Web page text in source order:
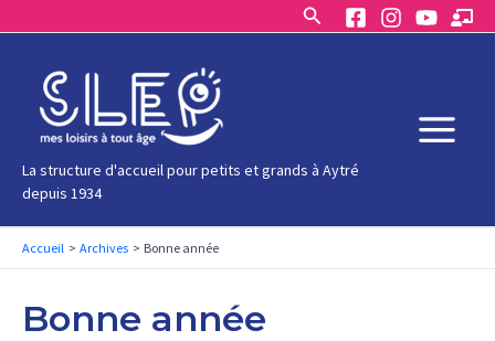
contenu
Rechercher
La structure d'accueil pour petits et grands à Aytré
depuis 1934
Main
Accueil Archives Bonne année
Bonne année